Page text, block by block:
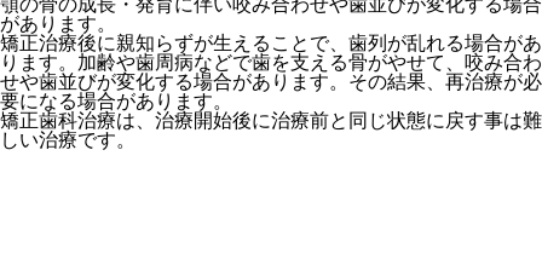
顎の骨の成長・発育に伴い咬み合わせや歯並びが変化する場合
があります。
矯正治療後に親知らずが生えることで、歯列が乱れる場合があ
ります。加齢や歯周病などで歯を支える骨がやせて、咬み合わ
せや歯並びが変化する場合があります。その結果、再治療が必
要になる場合があります。
矯正歯科治療は、治療開始後に治療前と同じ状態に戻す事は難
しい治療です。